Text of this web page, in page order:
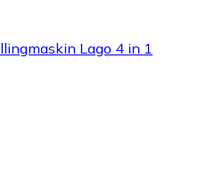
Lago 4 in 1